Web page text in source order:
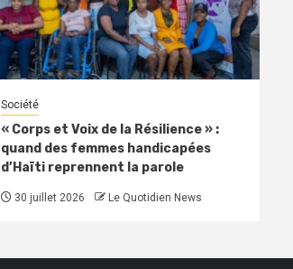
Société
« Corps et Voix de la Résilience » :
quand des femmes handicapées
d’Haïti reprennent la parole
30 juillet 2026 Le Quotidien News